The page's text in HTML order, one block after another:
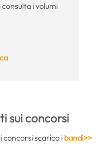
i volumi
sui concorsi
concorsi scarica i bandi>>